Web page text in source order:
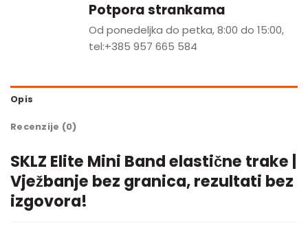
Potpora strankama
Od ponedeljka do petka, 8:00 do 15:00,
tel:+385 957 665 584
Opis
Recenzije (0)
SKLZ Elite Mini Band elastične trake |
Vježbanje bez granica, rezultati bez
izgovora!